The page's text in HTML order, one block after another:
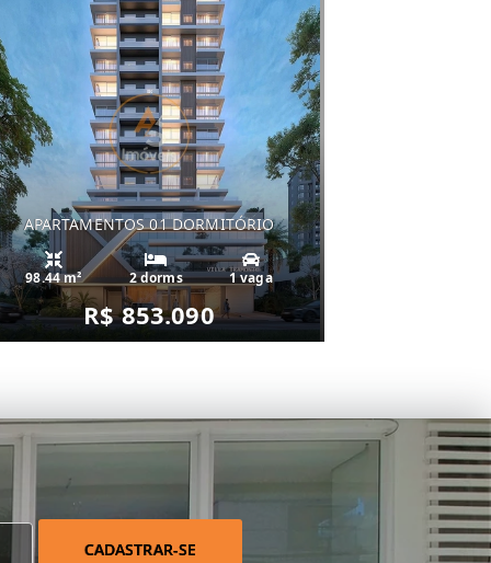
APARTAMENTOS 01 DORMITÓRIO
98.44 m² 2 dorms 1 vaga
R$ 853.090
CADASTRAR-SE